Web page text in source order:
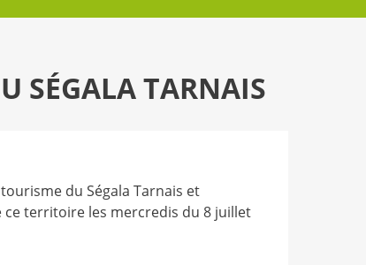
SÉGALA TARNAIS
du Ségala Tarnais et
ce territoire les mercredis du 8 juillet